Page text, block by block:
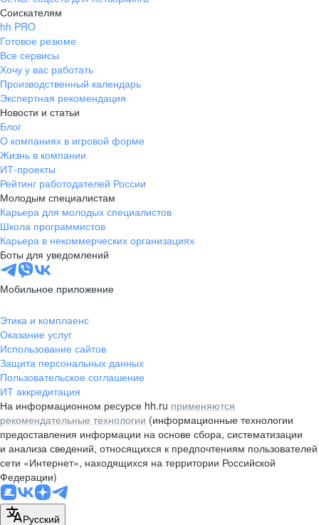
Соискателям
hh PRO
Готовое резюме
Все сервисы
Хочу у вас работать
Производственный календарь
Экспертная рекомендация
Новости и статьи
Блог
О компаниях в игровой форме
Жизнь в компании
ИТ-проекты
Рейтинг работодателей России
Молодым специалистам
Карьера для молодых специалистов
Школа программистов
Карьера в некоммерческих организациях
Боты для уведомлений
Мобильное приложение
Этика и комплаенс
Оказание услуг
Использование сайтов
Защита персональных данных
Пользовательское соглашение
ИТ аккредитация
На информационном ресурсе hh.ru применяются
рекомендательные технологии (информационные технологии
предоставления информации на основе сбора, систематизации
и анализа сведений, относящихся к предпочтениям пользователей
сети «Интернет», находящихся на территории Российской
Федерации)
Русский